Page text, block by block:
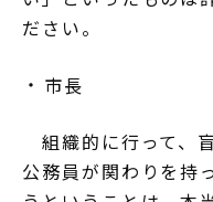
ださい。
市長
組織的に行って、
公務員が関わりを持